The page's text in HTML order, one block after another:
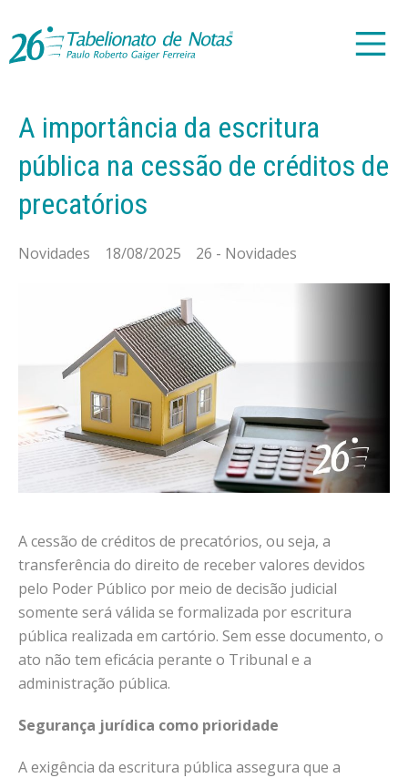
A importância da escritura
pública na cessão de créditos de
precatórios
Novidades 18/08/2025 26 - Novidades
A cessão de créditos de precatórios, ou seja, a
transferência do direito de receber valores devidos
pelo Poder Público por meio de decisão judicial
somente será válida se formalizada por escritura
pública realizada em cartório. Sem esse documento, o
ato não tem eficácia perante o Tribunal e a
administração pública.
Segurança jurídica como prioridade
A exigência da escritura pública assegura que a